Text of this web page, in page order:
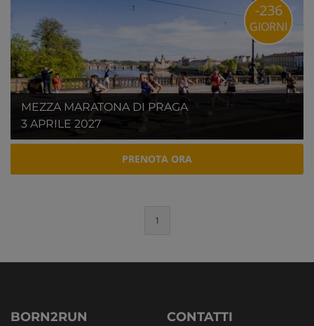
MEZZA MARATONA DI PRAGA
3 APRILE 2027
-236
GIORNI
PRENOTA ORA
1
BORN2RUN CONTATTI